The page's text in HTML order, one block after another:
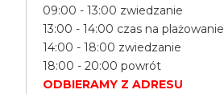
09:00 - 13:00 zwiedzanie
13:00 - 14:00 czas na plażowanie
14:00 - 18:00 zwiedzanie
18:00 - 20:00 powrót
ODBIERAMY Z ADRESU